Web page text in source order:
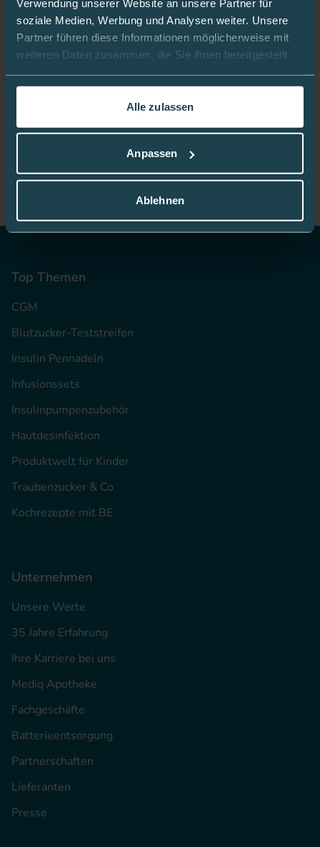
Verwendung unserer Website an unsere Partner für
soziale Medien, Werbung und Analysen weiter. Unsere
Partner führen diese Informationen möglicherweise mit
weiteren Daten zusammen, die Sie ihnen bereitgestellt
gesammelt haben.
In dieser
Alle zulassen
Anpassen
Ablehnen
Jetzt Fan werden!
Mediq App
Top Themen
CGM
Blutzucker-Teststreifen
Insulin Pennadeln
Infusionssets
Insulinpumpenzubehör
Hautdesinfektion
Produktwelt für Kinder
Traubenzucker & Co
Kochrezepte mit BE
Unternehmen
Unsere Werte
35 Jahre Erfahrung
Ihre Karriere bei uns
Mediq Apotheke
Fachgeschäfte
Batterieentsorgung
Partnerschaften
Lieferanten
Presse